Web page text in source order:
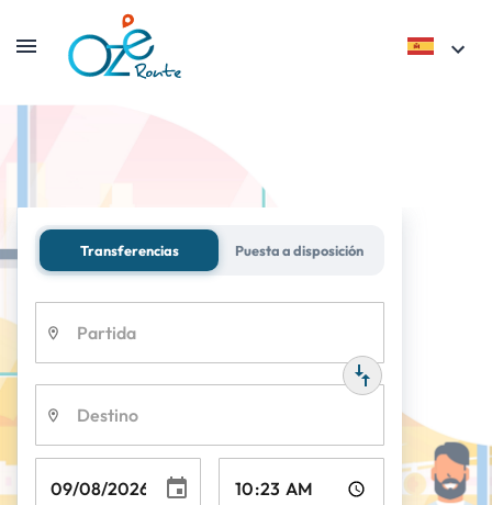
Transferencias Puesta a disposición